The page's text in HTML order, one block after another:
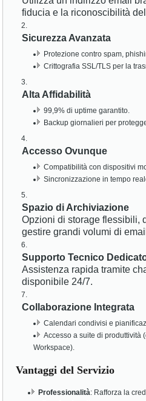
fiducia e la riconoscibilità
Sicurezza Avanzata
Protezione contro spam,
Crittografia SSL/TLS per la
Alta Affidabilità
99,9% di uptime garantito.
Backup giornalieri per
Accesso Ovunque
Compatibilità con dispositivi
Sincronizzazione in tempo
Spazio di Archiviazione
Opzioni di storage flessibili,
gestire grandi volumi di
Supporto Tecnico
Assistenza rapida tramite
disponibile 24/7.
Collaborazione Integrata
Calendari condivisi e
Accesso a suite di produttività
Workspace).
Vantaggi del Servizio
Professionalità: Rafforza la